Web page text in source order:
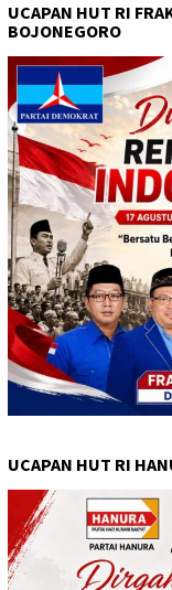
UCAPAN HUT RI
BOJONEGORO
UCAPAN HUT RI